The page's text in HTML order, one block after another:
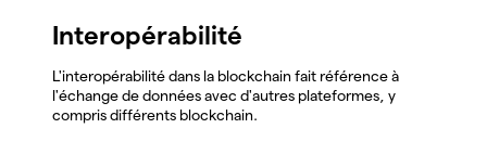
Interopérabilité
L'interopérabilité dans la blockchain fait référence à
l'échange de données avec d'autres plateformes, y
compris différents blockchain.